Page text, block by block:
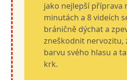
jako nejlepší příprava
minutách a 8 videích
bráničně dýchat a
zneškodnit nervozitu,
barvu svého hlasu a
krk.